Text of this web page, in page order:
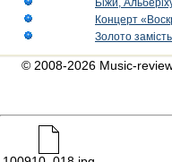
Біжи,
Концерт
Золото
© 2008-2026 Music-